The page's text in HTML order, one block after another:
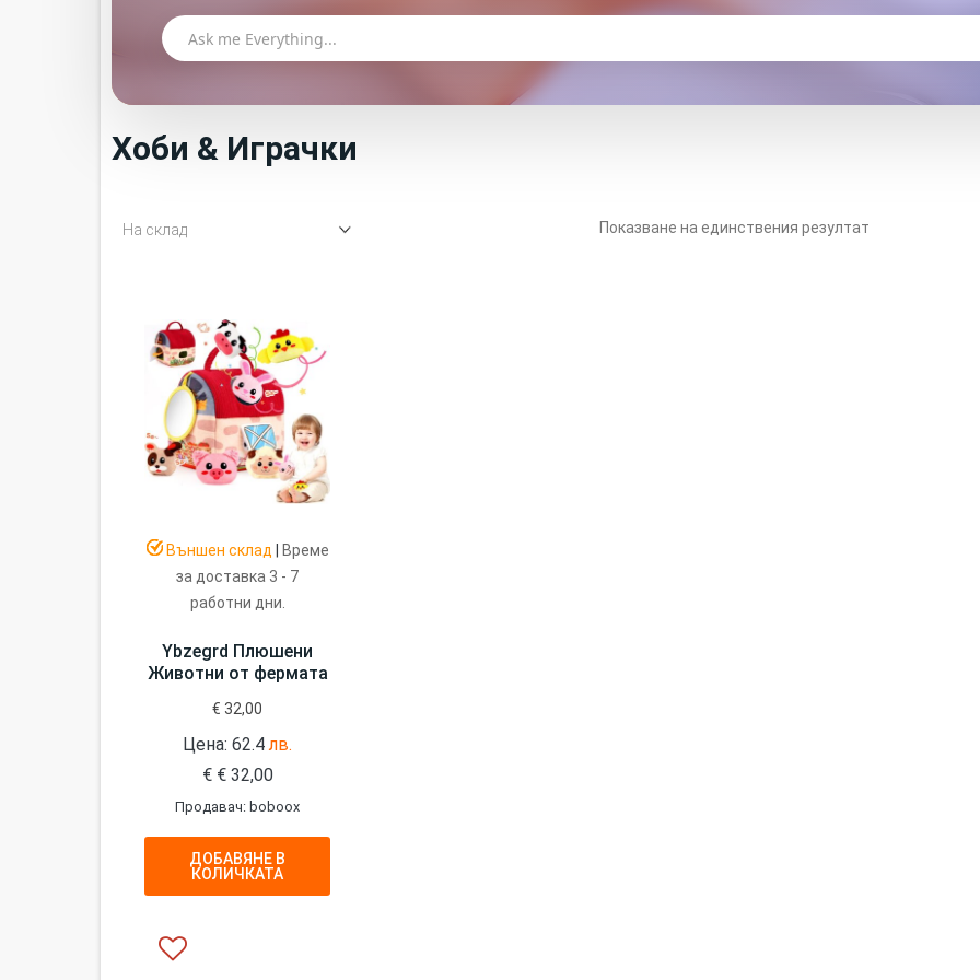
Хоби & Играчки
Показване на единствения резултат
Външен склад
Време
за доставка 3 - 7
работни дни.
Ybzegrd Плюшени
Животни от фермата
€ 32,00
Цена: 62.4 лв.
€ €32,00
Продавач: boboox
ДОБАВЯНЕ В
КОЛИЧКАТА